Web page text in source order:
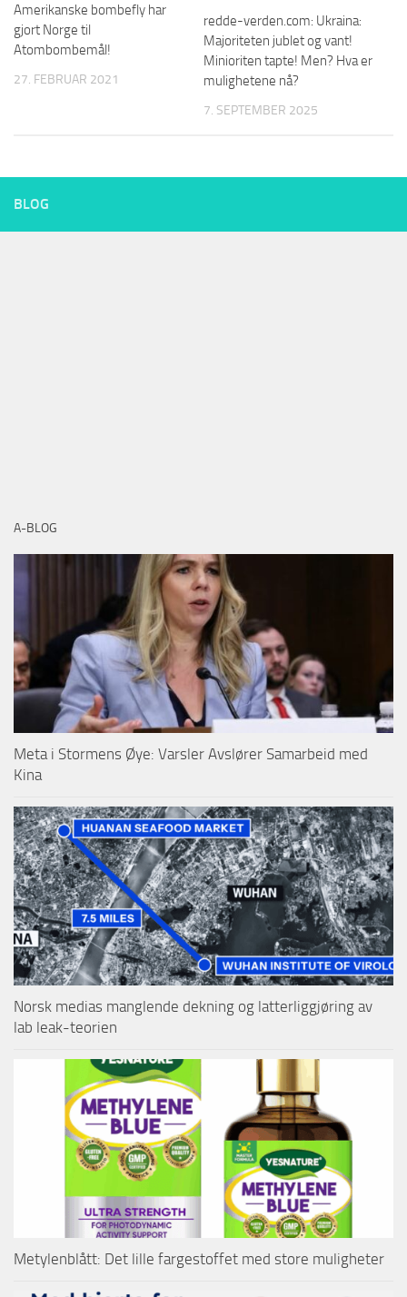
Amerikanske bombefly har
gjort Norge til
Atombombemål!
27. FEBRUAR 2021
redde-verden.com: Ukraina:
Majoriteten jublet og vant!
Minioriten tapte! Men? Hva er
mulighetene nå?
7. SEPTEMBER 2025
BLOG
A-BLOG
Meta i Stormens Øye: Varsler Avslører Samarbeid med
Kina
Norsk medias manglende dekning og latterliggjøring av
lab leak-teorien
Metylenblått: Det lille fargestoffet med store muligheter